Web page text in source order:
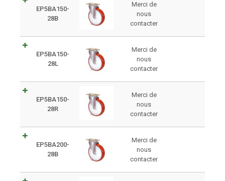
EP5BA150-
28B
Merci de
nous
contacter
EP5BA150-
28L
Merci de
nous
contacter
EP5BA150-
28R
Merci de
nous
contacter
EP5BA200-
28B
Merci de
nous
contacter